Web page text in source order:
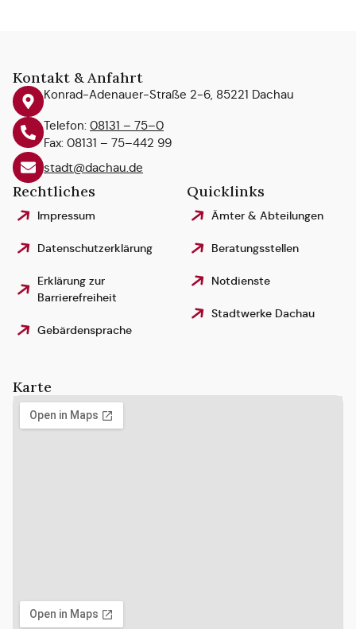
Kontakt & Anfahrt
Konrad-Adenauer-Straße 2-6, 85221 Dachau
Telefon: 08131 – 75–0
Fax: 08131 – 75–442 99
stadt@dachau.de
Rechtliches
Impressum
Datenschutzerklärung
Erklärung zur
Barrierefreiheit
Gebärdensprache
Quicklinks
Ämter & Abteilungen
Beratungsstellen
Notdienste
Stadtwerke Dachau
Karte